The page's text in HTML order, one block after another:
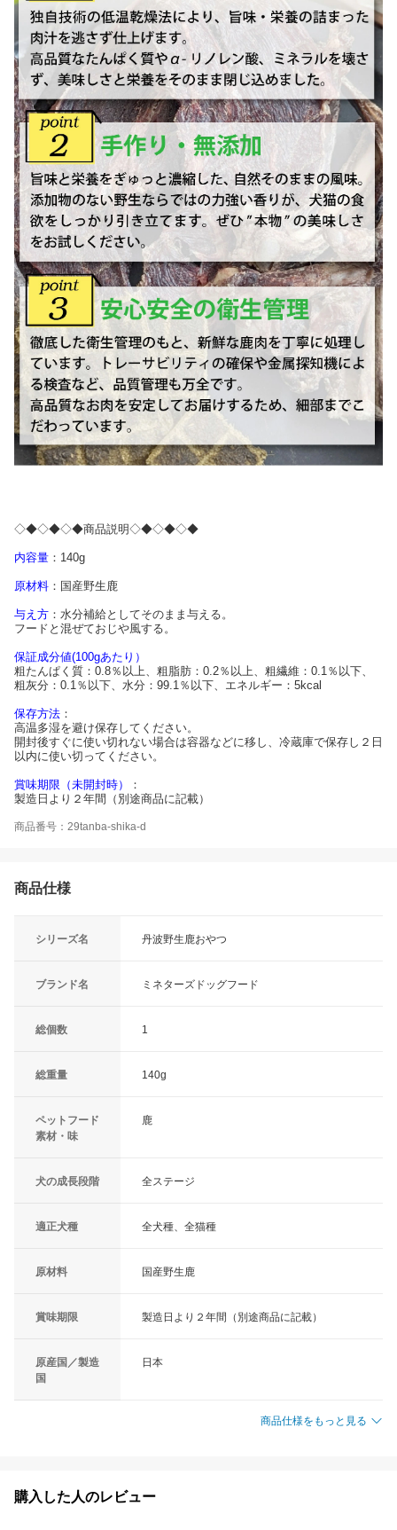
◇◆◇◆◇◆商品説明◇◆◇◆◇◆
内容量 ：140g
原材料 ：国産野生鹿
与え方 ：水分補給としてそのまま与える。
フードと混ぜておじや風する。
保証成分値(100gあたり）
粗たんぱく質：0.8％以上、粗脂肪：0.2％以上、粗繊維：0.1％以下、
粗灰分：0.1％以下、水分：99.1％以下、エネルギー：5kcal
保存方法 ：
高温多湿を避け保存してください。
開封後すぐに使い切れない場合は容器などに移し、冷蔵庫で保存し２日
以内に使い切ってください。
賞味期限（未開封時）
：
製造日より２年間（別途商品に記載）
商品番号：29tanba-shika-d
商品仕様
シリーズ名 丹波野生鹿おやつ
ブランド名 ミネターズドッグフード
総個数 1
総重量 140g
ペットフード
素材・味
鹿
犬の成長段階 全ステージ
適正犬種 全犬種、全猫種
原材料 国産野生鹿
賞味期限 製造日より２年間（別途商品に記載）
原産国／製造
国
日本
商品仕様をもっと見る
購入した人のレビュー